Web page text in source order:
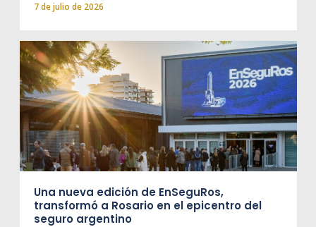
7 de julio de 2026
Una nueva edición de EnSeguRos,
transformó a Rosario en el epicentro del
seguro argentino